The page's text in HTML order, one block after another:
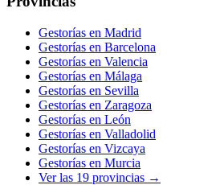
Gestorías en Madrid
Gestorías en Barcelona
Gestorías en Valencia
Gestorías en Málaga
Gestorías en Sevilla
Gestorías en Zaragoza
Gestorías en León
Gestorías en Valladolid
Gestorías en Vizcaya
Gestorías en Murcia
Ver las 19 provincias →